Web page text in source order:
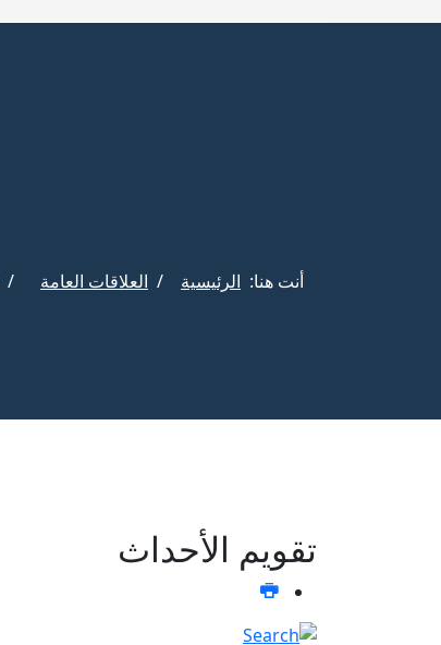
أنت هنا: الرئيسية العلاقات العامة
تقويم الأحداث